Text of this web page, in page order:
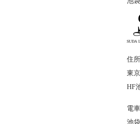
住所
東
HF
電車
池